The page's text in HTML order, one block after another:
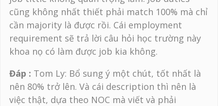
cũng không nhất thiết phải match 100% mà chỉ
cần majority là được rồi. Cái employment
requirement sẽ trả lời câu hỏi học trường này
khoa nọ có làm được job kia không.
Đáp : Tom Ly: Bổ sung ý một chút, tốt nhất là
nên 80% trở lên. Và cái description thì nên là
việc thật, dựa theo NOC mà viết và phải